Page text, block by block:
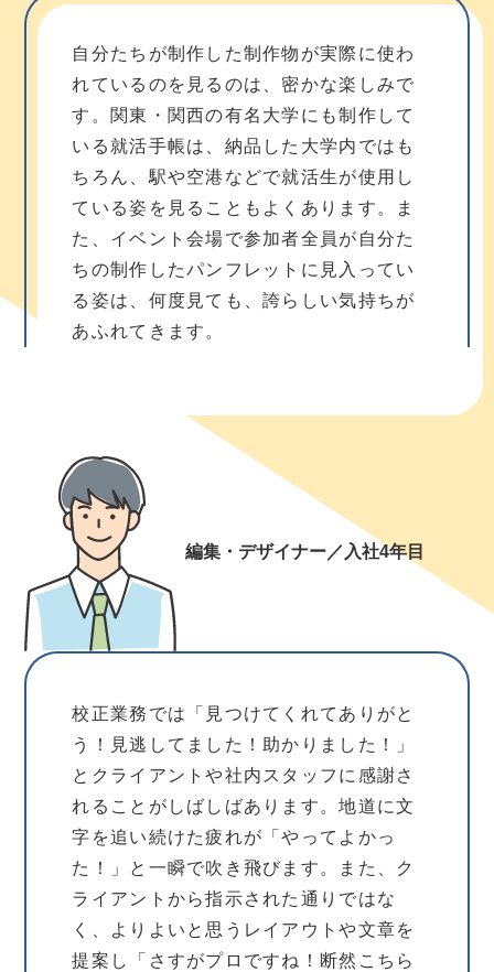
自分たちが制作した制作物が実際に使わ
れているのを見るのは、密かな楽しみで
す。関東・関西の有名大学にも制作して
いる就活手帳は、納品した大学内ではも
ちろん、駅や空港などで就活生が使用し
ている姿を見ることもよくあります。ま
た、イベント会場で参加者全員が自分た
ちの制作したパンフレットに見入ってい
る姿は、何度見ても、誇らしい気持ちが
あふれてきます。
編集・デザイナー／入社4年目
校正業務では「見つけてくれてありがと
う！見逃してました！助かりました！」
とクライアントや社内スタッフに感謝さ
れることがしばしばあります。地道に文
字を追い続けた疲れが「やってよかっ
た！」と一瞬で吹き飛びます。また、ク
ライアントから指示された通りではな
く、よりよいと思うレイアウトや文章を
提案し「さすがプロですね！断然こちら